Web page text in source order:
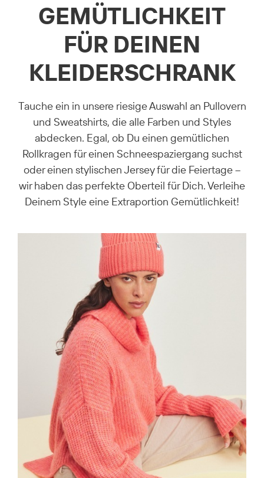
GEMÜTLICHKEIT
FÜR DEINEN
KLEIDERSCHRANK
Tauche ein in unsere riesige Auswahl an Pullovern
und Sweatshirts, die alle Farben und Styles
abdecken. Egal, ob Du einen gemütlichen
Rollkragen für einen Schneespaziergang suchst
oder einen stylischen Jersey für die Feiertage –
wir haben das perfekte Oberteil für Dich. Verleihe
Deinem Style eine Extraportion Gemütlichkeit!